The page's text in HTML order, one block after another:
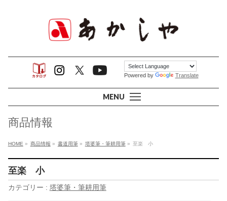
MENU
Powered by Translate
商品情報
HOME » 商品情報 » 書道用筆» 塔婆筆・筆耕用筆» 至楽 小
至楽 小
カテゴリー : 塔婆筆・筆耕用筆